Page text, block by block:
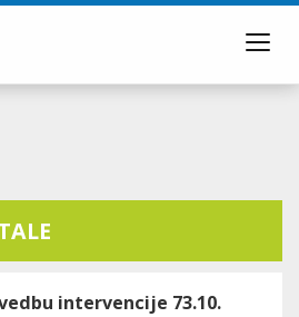
intervencije 73.10.